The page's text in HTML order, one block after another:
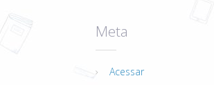
Meta
Acessar